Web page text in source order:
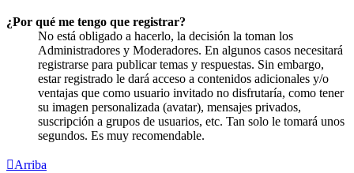
¿Por qué me tengo que registrar?
No está obligado a hacerlo, la decisión la toman los
Administradores y Moderadores. En algunos casos necesitará
registrarse para publicar temas y respuestas. Sin embargo,
estar registrado le dará acceso a contenidos adicionales y/o
ventajas que como usuario invitado no disfrutaría, como tener
su imagen personalizada (avatar), mensajes privados,
suscripción a grupos de usuarios, etc. Tan solo le tomará unos
segundos. Es muy recomendable.
Arriba